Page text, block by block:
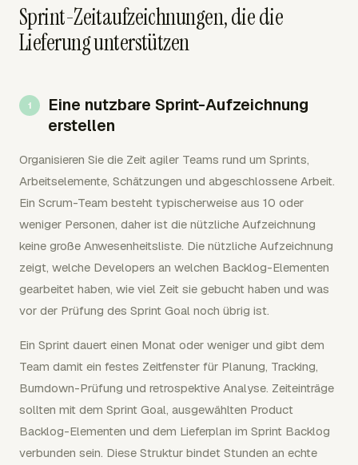
Sprint-Zeitaufzeichnungen, die die
Lieferung unterstützen
Eine nutzbare Sprint-Aufzeichnung
erstellen
Organisieren Sie die Zeit agiler Teams rund um Sprints,
Arbeitselemente, Schätzungen und abgeschlossene Arbeit.
Ein Scrum-Team besteht typischerweise aus 10 oder
weniger Personen, daher ist die nützliche Aufzeichnung
keine große Anwesenheitsliste. Die nützliche Aufzeichnung
zeigt, welche Developers an welchen Backlog-Elementen
gearbeitet haben, wie viel Zeit sie gebucht haben und was
vor der Prüfung des Sprint Goal noch übrig ist.
Ein Sprint dauert einen Monat oder weniger und gibt dem
Team damit ein festes Zeitfenster für Planung, Tracking,
Burndown-Prüfung und retrospektive Analyse. Zeiteinträge
sollten mit dem Sprint Goal, ausgewählten Product
Backlog-Elementen und dem Lieferplan im Sprint Backlog
verbunden sein. Diese Struktur bindet Stunden an echte